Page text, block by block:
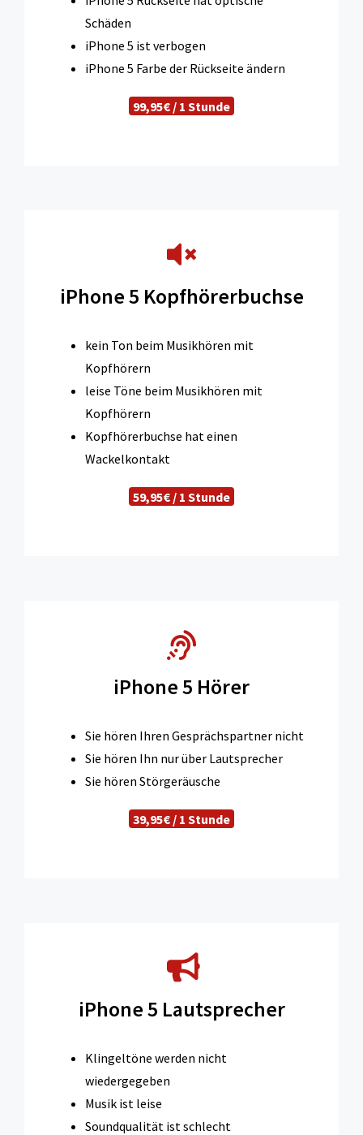
Schäden
iPhone 5 ist verbogen
iPhone 5 Farbe der Rückseite ändern
99,95€ / 1 Stunde
iPhone 5 Kopfhörerbuchse
kein Ton beim Musikhören mit
Kopfhörern
leise Töne beim Musikhören mit
Kopfhörern
Kopfhörerbuchse hat einen
Wackelkontakt
59,95€ / 1 Stunde
iPhone 5 Hörer
Sie hören Ihren Gesprächspartner nicht
Sie hören Ihn nur über Lautsprecher
Sie hören Störgeräusche
39,95€ / 1 Stunde
iPhone 5 Lautsprecher
Klingeltöne werden nicht
wiedergegeben
Musik ist leise
Soundqualität ist schlecht